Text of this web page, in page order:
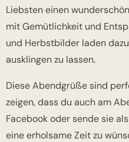
Liebsten einen
mit Gemütlichkeit und
und Herbstbilder laden
ausklingen zu lassen.
Diese Abendgrüße sind
zeigen, dass du auch am
Facebook oder sende sie
eine erholsame Zeit zu